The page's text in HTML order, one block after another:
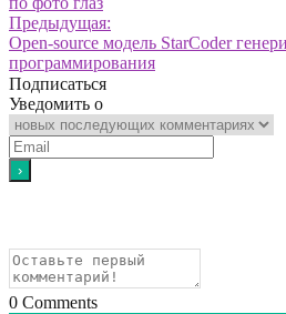
Предыдущая:
Open-source модель StarCoder
программирования
Подписаться
Уведомить о
0 Comments